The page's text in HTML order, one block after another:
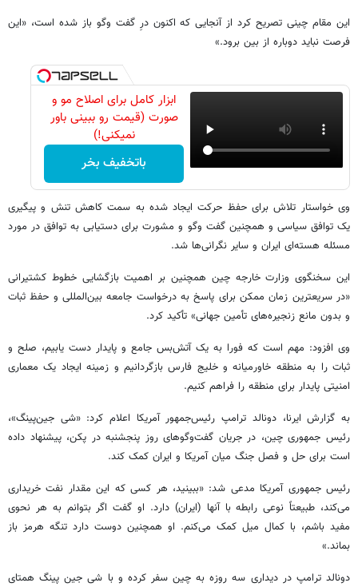
این مقام چینی تصریح کرد از آنجایی که اکنون درِ گفت وگو باز شده است، «این
فرصت نباید دوباره از بین برود.»
ابزار کامل برای اصلاح مو و
صورت (قیمت رو ببینی باور
نمیکنی!)
باتخفیف بخر
وی خواستار تلاش برای حفظ حرکت ایجاد شده به سمت کاهش تنش و پیگیری
یک توافق سیاسی و همچنین گفت وگو و مشورت برای دستیابی به توافق در مورد
مسئله هسته‌ای ایران و سایر نگرانی‌ها شد.
این سخنگوی وزارت خارجه چین همچنین بر اهمیت بازگشایی خطوط کشتیرانی
«در سریعترین زمان ممکن برای پاسخ به درخواست جامعه بین‌المللی و حفظ ثبات
و بدون مانع زنجیره‌های تأمین جهانی» تأکید کرد.
وی افزود: مهم است که فورا به یک آتش‌بس جامع و پایدار دست یابیم، صلح و
ثبات را به منطقه خاورمیانه و خلیج فارس بازگردانیم و زمینه ایجاد یک معماری
امنیتی پایدار برای منطقه را فراهم کنیم.
به گزارش ایرنا، دونالد ترامپ رئیس‌جمهور آمریکا اعلام کرد: «شی جین‌پینگ»،
رئیس جمهوری چین، در جریان گفت‌وگوهای روز پنجشنبه در پکن، پیشنهاد داده
است برای حل و فصل جنگ میان آمریکا و ایران کمک کند.
رئیس جمهوری آمریکا مدعی شد: «ببینید، هر کسی که این مقدار نفت خریداری
می‌کند، طبیعتاً نوعی رابطه با آنها (ایران) دارد. او گفت اگر بتوانم به هر نحوی
مفید باشم، با کمال میل کمک می‌کنم. او همچنین دوست دارد تنگه هرمز باز
بماند.»
دونالد ترامپ در دیداری سه روزه به چین سفر کرده و با شی جین پینگ همتای